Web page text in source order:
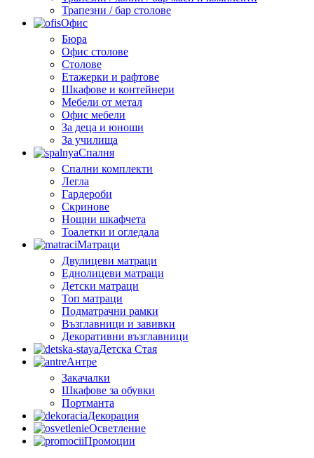
Трапезни / бар столове
Офис
Бюра
Офис столове
Столове
Етажерки и рафтове
Шкафове и контейнери
Мебели от метал
Офис мебели
За деца и юноши
За училища
Спалня
Спални комплекти
Легла
Гардероби
Скринове
Нощни шкафчета
Тоалетки и огледала
Матраци
Двулицеви матраци
Еднолицеви матраци
Детски матраци
Топ матраци
Подматрачни рамки
Възглавници и завивки
Декоративни възглавници
Детска Стая
Антре
Закачалки
Шкафове за обувки
Портманта
Декорация
Осветление
Промоции